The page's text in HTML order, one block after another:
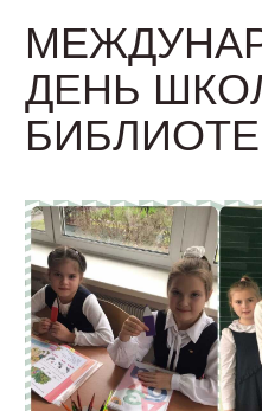
ДЕНЬ